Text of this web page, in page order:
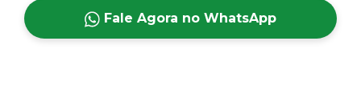
Fale Agora no WhatsApp